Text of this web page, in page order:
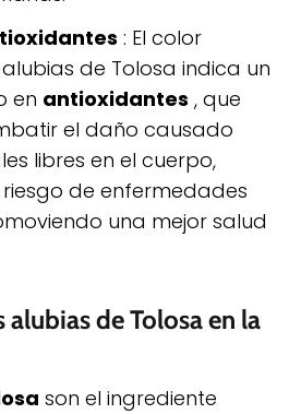
: El color
de Tolosa indica un
en antioxidantes , que
el daño causado
libres en el cuerpo,
de enfermedades
una mejor salud
de Tolosa en la
son el ingrediente